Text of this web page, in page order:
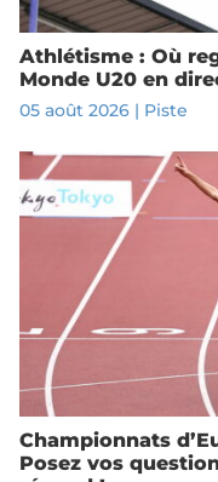
Athlétisme : Où
Monde U20 en
05 août 2026| Piste
Championnats
Posez vos